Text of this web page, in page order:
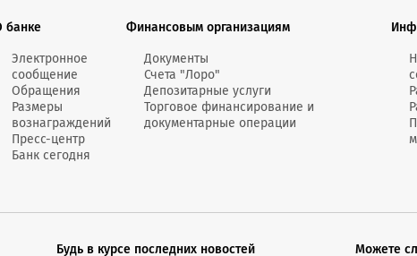
банке
Электронное
сообщение
Обращения
Размеры
вознаграждений
Пресс-центр
Банк сегодня
Финансовым организациям
Документы
Счета "Лоро"
Депозитарные услуги
Торговое финансирование и
документарные операции
Будь в курсе последних новостей Можете